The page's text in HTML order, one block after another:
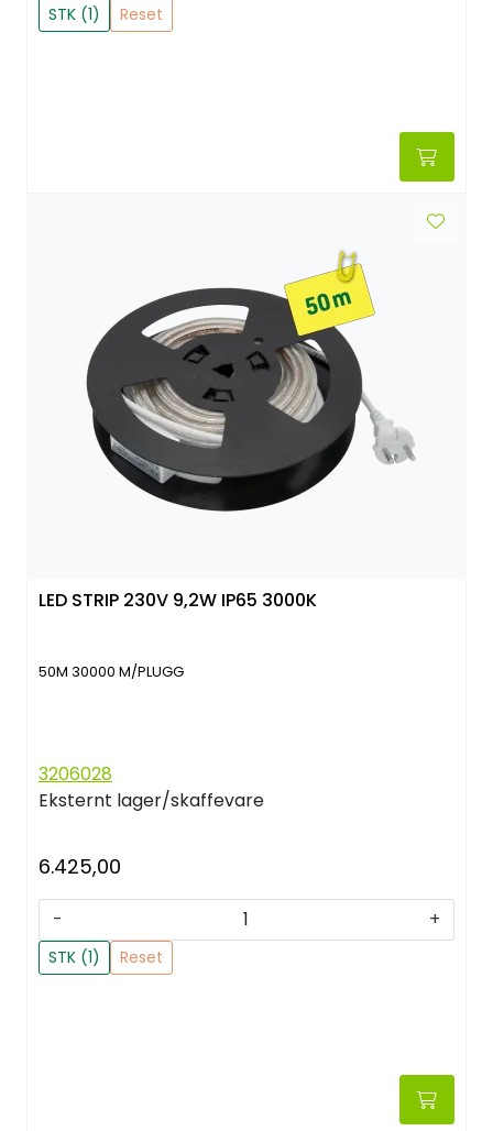
STK (1) Reset
LED STRIP 230V 9,2W IP65 3000K
50M 30000 M/PLUGG
3206028
Eksternt lager/skaffevare
6.425,00
- +
STK (1) Reset